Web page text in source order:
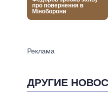
ДРУГИЕ